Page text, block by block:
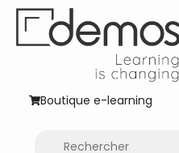
Boutique e-learning